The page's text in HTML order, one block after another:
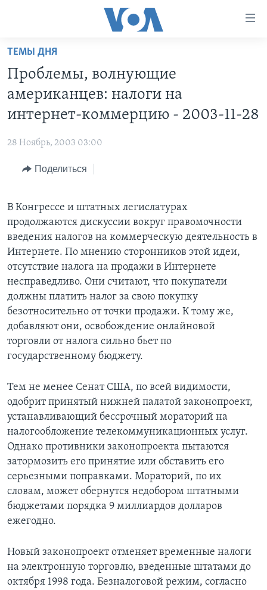
Перейти
основной
контент
Перейти
основной
навигации
Перейти
ГЛАВНОЕ
ПРОГРАММЫ
ИТОГИ
ПОЧЕМУ ЭТО ВАЖНО?
ДЕТАЛИ
НЬЮ-ЙОРК NEW YORK
АМЕРИКА. БОЛЬШОЕ ПУТЕШЕСТВИЕ
ПРОЕКТЫ
НАША АМЕРИКАНСКАЯ ИСТОРИЯ
А КАК В АМЕРИКЕ?
АМЕРИКАНСКИЕ ГОРОДКИ
ТЕСТЫ
ИНТЕРВЬЮ
ФАКТЫ ПРОТИВ ФЕЙКОВ
УЧИМ АНГЛИЙСКИЙ
ВИДЕО
ПОДПИСКА НА НОВОСТИ
Learning English
СОЦИАЛЬНЫЕ СЕТИ
ТЕМЫ ДНЯ
Проблемы, волнующие
американцев: налоги на
интернет-коммерцию - 2003-11-28
28 Ноябрь, 2003 03:00
Поделиться
В Конгрессе и штатных легислатурах
продолжаются дискуссии вокруг правомочности
введения налогов на коммерческую деятельность в
Интернете. По мнению сторонников этой идеи,
отсутствие налога на продажи в Интернете
несправедливо. Они считают, что покупатели
должны платить налог за свою покупку
безотносительно от точки продажи. К тому же,
добавляют они, освобождение онлайновой
торговли от налога сильно бьет по
государственному бюджету.
Тем не менее Сенат США, по всей видимости,
одобрит принятый нижней палатой законопроект,
устанавливающий бессрочный мораторий на
налогообложение телекоммуникационных услуг.
Однако противники законопроекта пытаются
затормозить его принятие или обставить его
серьезными поправками. Мораторий, по их
словам, может обернутся недобором штатными
бюджетами порядка 9 миллиардов долларов
ежегодно.
Новый законопроект отменяет временные налоги
на электронную торговлю, введенные штатами до
октября 1998 года. Безналоговой режим, согласно